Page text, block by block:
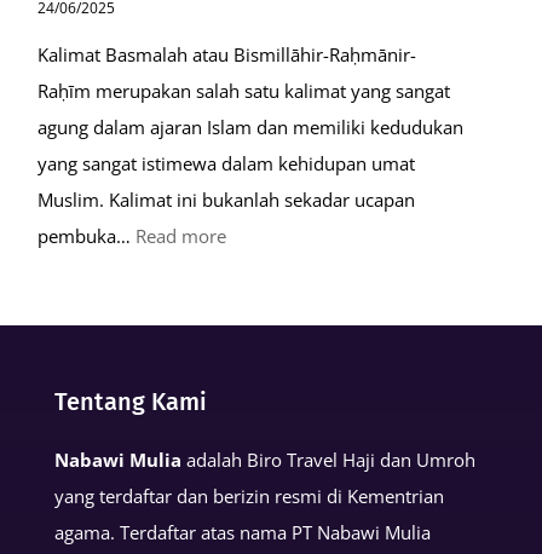
24/06/2025
Kalimat Basmalah atau Bismillāhir-Raḥmānir-
Raḥīm merupakan salah satu kalimat yang sangat
agung dalam ajaran Islam dan memiliki kedudukan
yang sangat istimewa dalam kehidupan umat
Muslim. Kalimat ini bukanlah sekadar ucapan
pembuka… Read more:
Muslim
Tentang Kami
Nabawi Mulia adalah Biro Travel Haji dan Umroh
yang terdaftar dan berizin resmi di Kementrian
agama. Terdaftar atas nama PT Nabawi Mulia